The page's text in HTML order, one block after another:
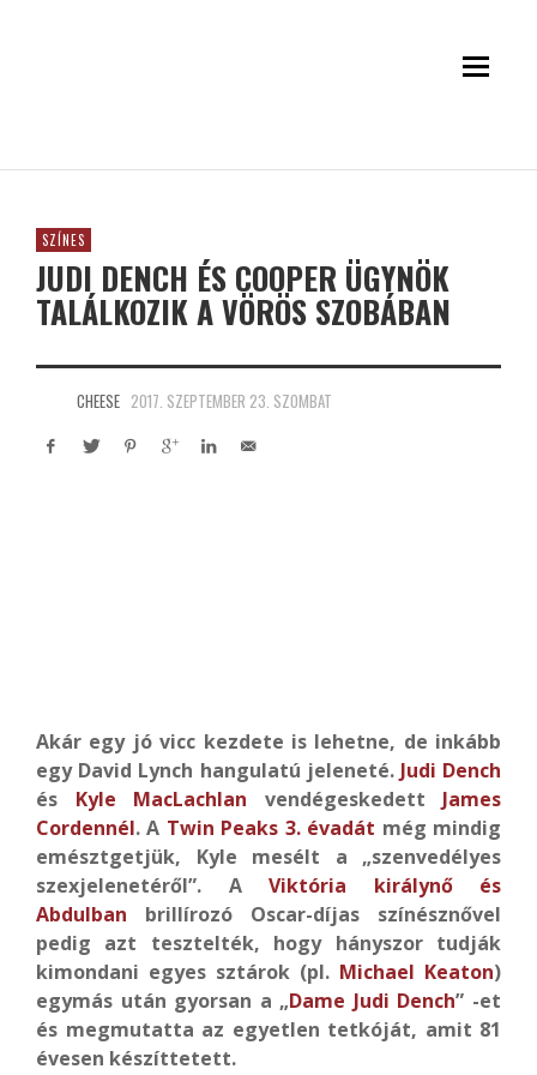
SZÍNES
JUDI DENCH ÉS COOPER ÜGYNÖK
TALÁLKOZIK A VÖRÖS SZOBÁBAN
CHEESE 2017. SZEPTEMBER 23. SZOMBAT
Akár egy jó vicc kezdete is lehetne, de inkább
egy David Lynch hangulatú jeleneté. Judi Dench
és Kyle MacLachlan vendégeskedett James
Cordennél. A Twin Peaks 3. évadát még mindig
emésztgetjük, Kyle mesélt a „szenvedélyes
szexjelenetéről”. A Viktória királynő és
Abdulban brillírozó Oscar-díjas színésznővel
pedig azt tesztelték, hogy hányszor tudják
kimondani egyes sztárok (pl. Michael Keaton)
egymás után gyorsan a „Dame Judi Dench” -et
és megmutatta az egyetlen tetkóját, amit 81
évesen készíttetett.